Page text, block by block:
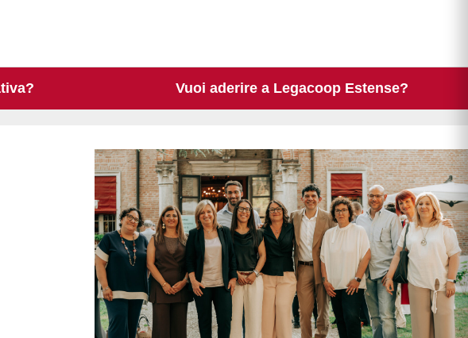
Vuoi aderire a Legacoop Estense?